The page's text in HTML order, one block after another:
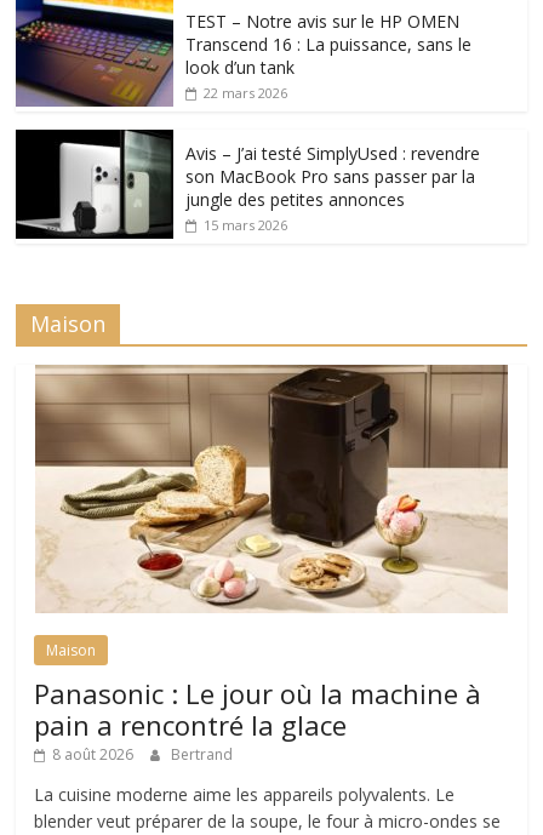
TEST – Notre avis sur le HP OMEN
Transcend 16 : La puissance, sans le
look d’un tank
22 mars 2026
Avis – J’ai testé SimplyUsed : revendre
son MacBook Pro sans passer par la
jungle des petites annonces
15 mars 2026
Maison
Maison
Panasonic : Le jour où la machine à
pain a rencontré la glace
8 août 2026 Bertrand
La cuisine moderne aime les appareils polyvalents. Le
blender veut préparer de la soupe, le four à micro-ondes se